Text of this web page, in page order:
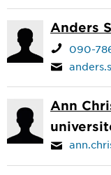
Anders
090-
Ann